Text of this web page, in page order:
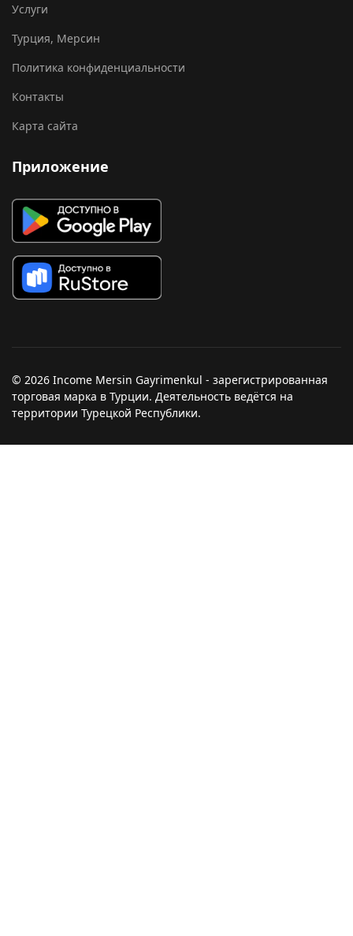
Услуги
Турция, Мерсин
Политика конфиденциальности
Контакты
Карта сайта
Приложение
© 2026 Income Mersin Gayrimenkul - зарегистрированная
торговая марка в Турции. Деятельность ведётся на
территории Турецкой Республики.